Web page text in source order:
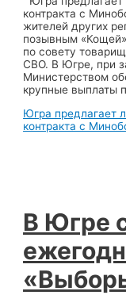
контракта с
жителей других
позывным
по совету
СВО. В Югре, при
Министерством
крупные выплаты
Югра предлагает
контракта с
В Югре